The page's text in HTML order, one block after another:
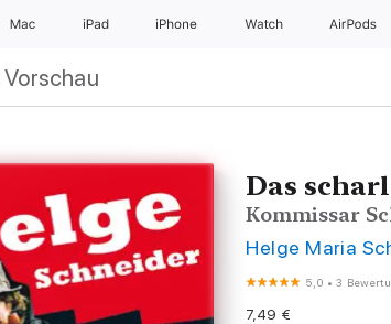
Mac iPad iPhone Watch AirPods
Vorschau
Das
Kommissar
Helge Maria
5,0 •3
7,49 €